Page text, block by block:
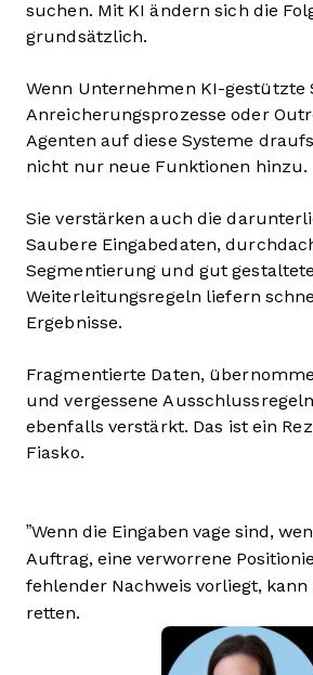
suchen. Mit KI ändern sich die
grundsätzlich.
Wenn Unternehmen KI-gestützte
Anreicherungsprozesse oder
Agenten auf diese Systeme
nicht nur neue Funktionen hinzu.
Sie verstärken auch die
Saubere Eingabedaten,
Segmentierung und gut gestaltete
Weiterleitungsregeln liefern
Ergebnisse.
Fragmentierte Daten,
und vergessene
ebenfalls verstärkt. Das ist ein
Fiasko.
”Wenn die Eingaben vage sind,
Auftrag, eine verworrene
fehlender Nachweis vorliegt, kann
retten.